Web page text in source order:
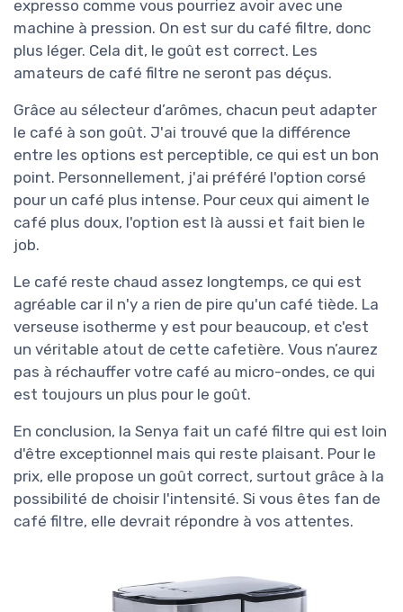
expresso comme vous pourriez avoir avec une
machine à pression. On est sur du café filtre, donc
plus léger. Cela dit, le goût est correct. Les
amateurs de café filtre ne seront pas déçus.
Grâce au sélecteur d’arômes, chacun peut adapter
le café à son goût. J'ai trouvé que la différence
entre les options est perceptible, ce qui est un bon
point. Personnellement, j'ai préféré l'option corsé
pour un café plus intense. Pour ceux qui aiment le
café plus doux, l'option est là aussi et fait bien le
job.
Le café reste chaud assez longtemps, ce qui est
agréable car il n'y a rien de pire qu'un café tiède. La
verseuse isotherme y est pour beaucoup, et c'est
un véritable atout de cette cafetière. Vous n’aurez
pas à réchauffer votre café au micro-ondes, ce qui
est toujours un plus pour le goût.
En conclusion, la Senya fait un café filtre qui est loin
d'être exceptionnel mais qui reste plaisant. Pour le
prix, elle propose un goût correct, surtout grâce à la
possibilité de choisir l'intensité. Si vous êtes fan de
café filtre, elle devrait répondre à vos attentes.